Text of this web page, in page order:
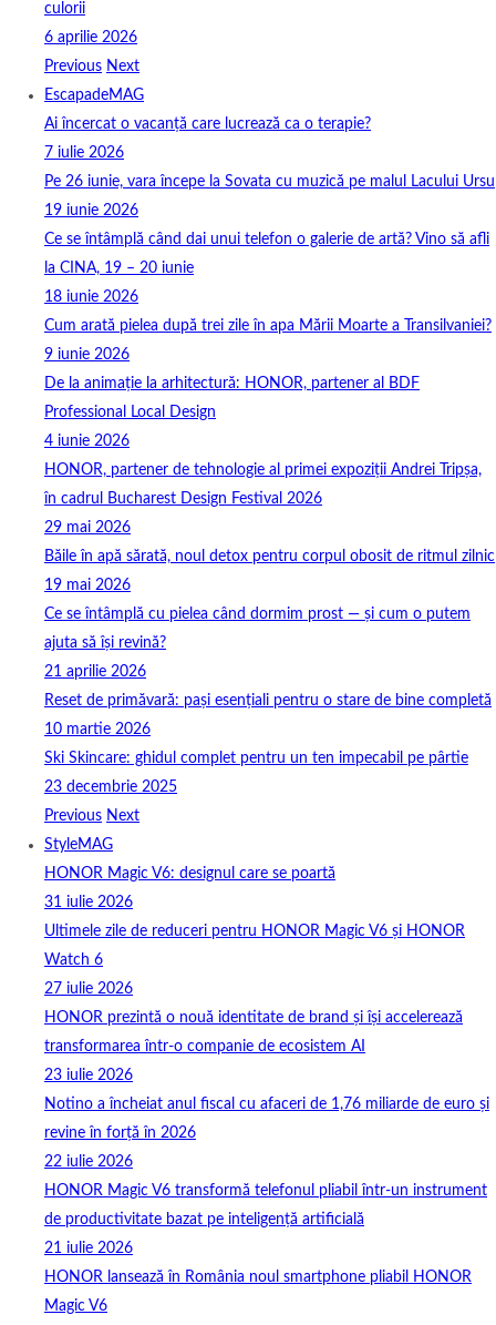
culorii
6 aprilie 2026
Previous Next
EscapadeMAG
Ai încercat o vacanță care lucrează ca o terapie?
7 iulie 2026
Pe 26 iunie, vara începe la Sovata cu muzică pe malul Lacului Ursu
19 iunie 2026
Ce se întâmplă când dai unui telefon o galerie de artă? Vino să afli
la CINA, 19 – 20 iunie
18 iunie 2026
Cum arată pielea după trei zile în apa Mării Moarte a Transilvaniei?
9 iunie 2026
De la animație la arhitectură: HONOR, partener al BDF
Professional Local Design
4 iunie 2026
HONOR, partener de tehnologie al primei expoziții Andrei Tripșa,
în cadrul Bucharest Design Festival 2026
29 mai 2026
Băile în apă sărată, noul detox pentru corpul obosit de ritmul zilnic
19 mai 2026
Ce se întâmplă cu pielea când dormim prost — și cum o putem
ajuta să își revină?
21 aprilie 2026
Reset de primăvară: pași esențiali pentru o stare de bine completă
10 martie 2026
Ski Skincare: ghidul complet pentru un ten impecabil pe pârtie
23 decembrie 2025
Previous Next
StyleMAG
HONOR Magic V6: designul care se poartă
31 iulie 2026
Ultimele zile de reduceri pentru HONOR Magic V6 și HONOR
Watch 6
27 iulie 2026
HONOR prezintă o nouă identitate de brand și își accelerează
transformarea într-o companie de ecosistem AI
23 iulie 2026
Notino a încheiat anul fiscal cu afaceri de 1,76 miliarde de euro și
revine în forță în 2026
22 iulie 2026
HONOR Magic V6 transformă telefonul pliabil într-un instrument
de productivitate bazat pe inteligență artificială
21 iulie 2026
HONOR lansează în România noul smartphone pliabil HONOR
Magic V6